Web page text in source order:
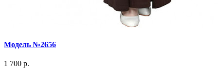
Модель №2656
1 700 р.